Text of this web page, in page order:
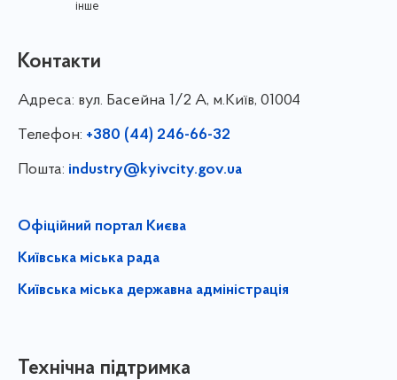
інше
Контакти
Адреса: вул. Басейна 1/⁠2 А, м.Київ, 01004
Телефон: +380 (44) 246-66-32
Пошта: industry@kyivcity.gov.ua
Офіційний портал Києва
Київська міська рада
Київська міська державна адміністрація
Технічна підтримка